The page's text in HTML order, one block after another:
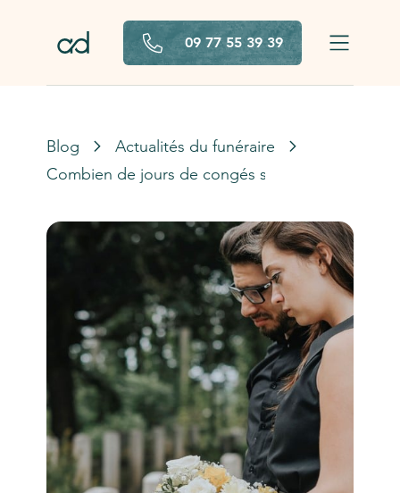
09 77 55 39 39
Blog
Actualités du funéraire
Combien de jours de congés suite au décès